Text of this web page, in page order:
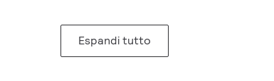
Espandi tutto